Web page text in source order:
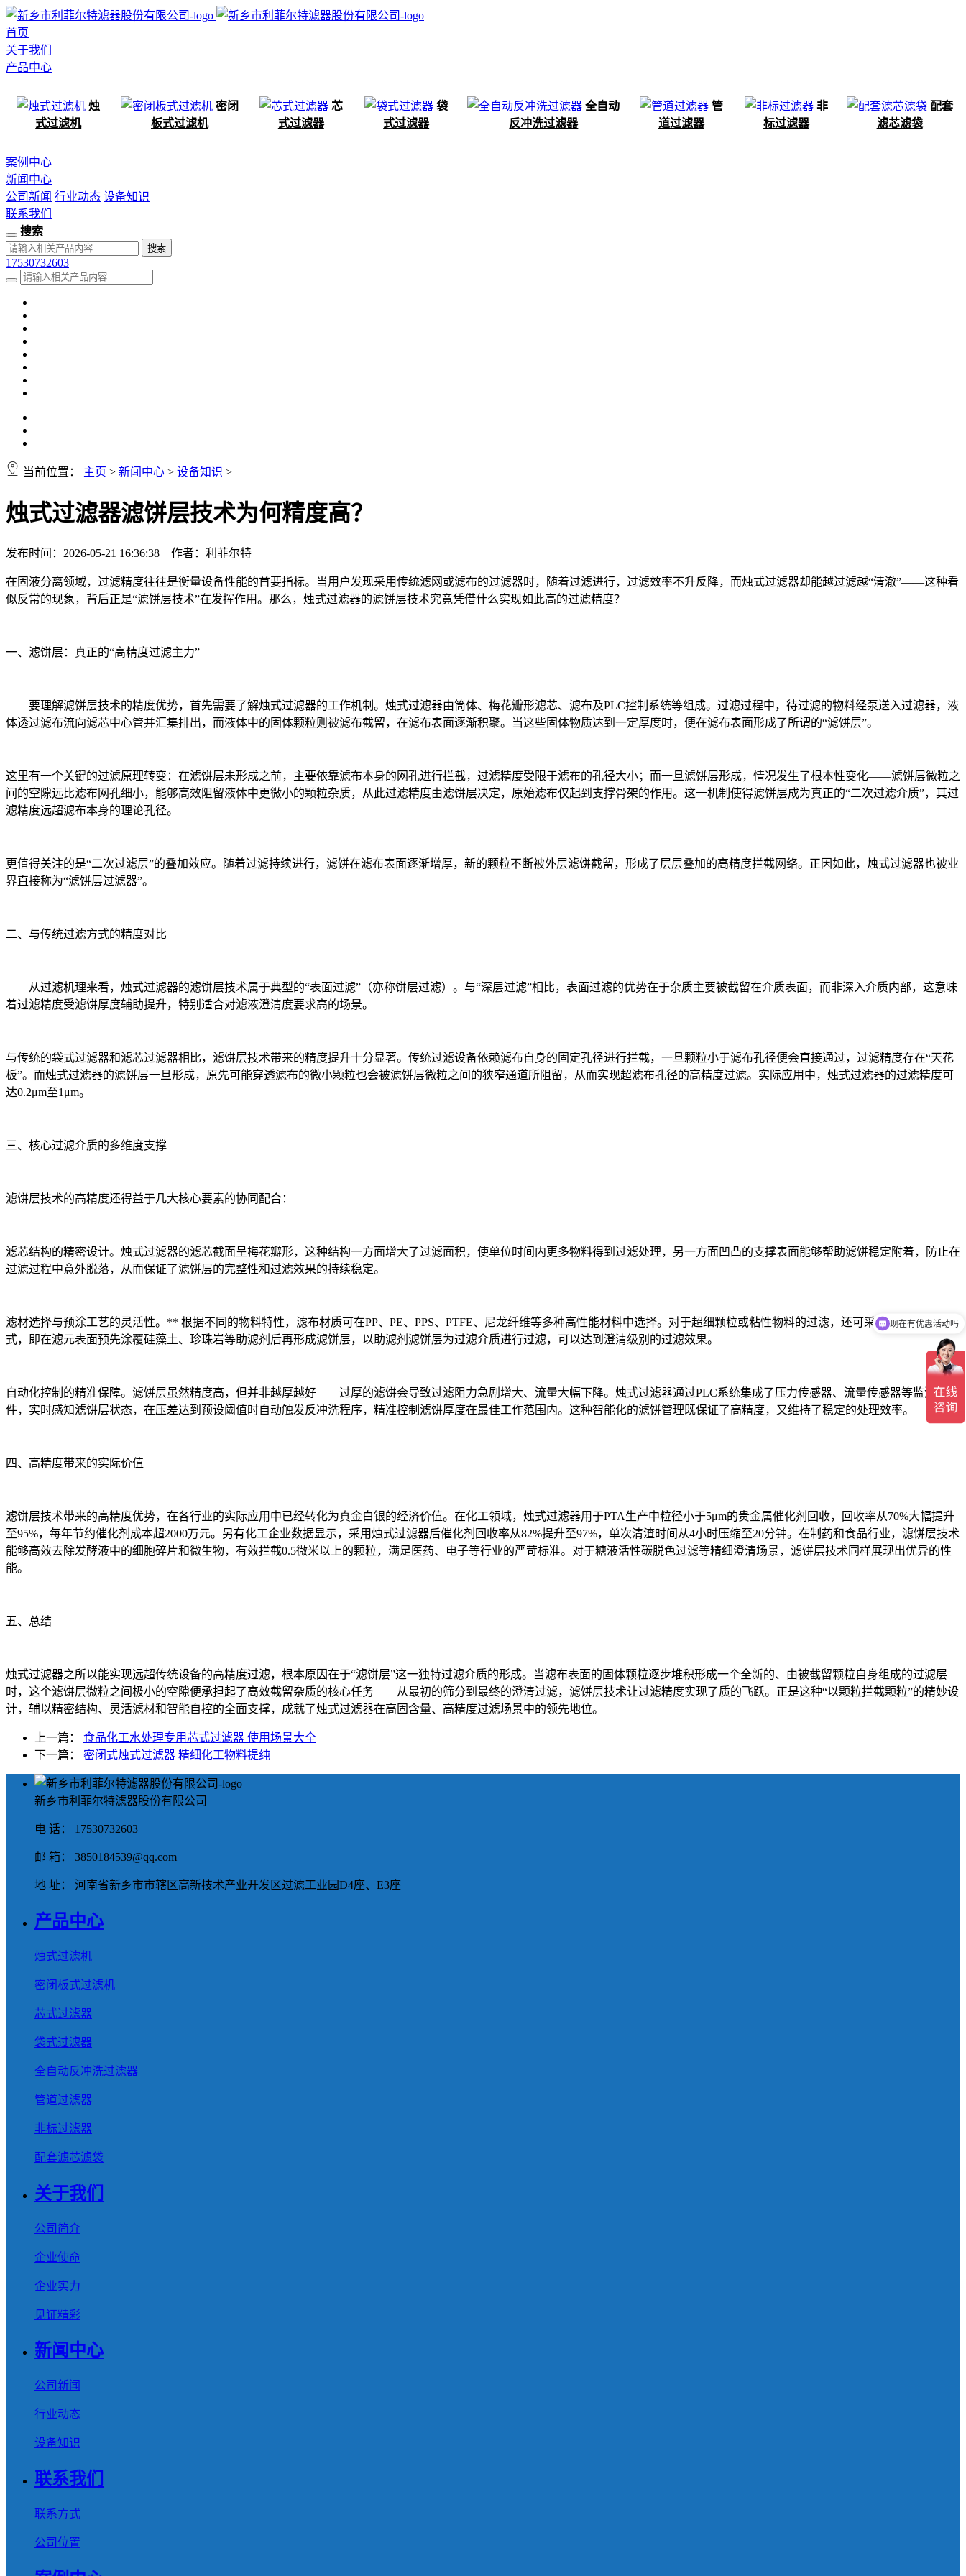
首页
关于我们
产品中心
烛
式过滤机
密闭
板式过滤机
芯
式过滤器
袋
式过滤器
全自动
反冲洗过滤器
管
道过滤器
非
标过滤器
配套
滤芯滤袋
案例中心
新闻中心
公司新闻 行业动态 设备知识
联系我们
搜索
17530732603
当前位置： 主页 > 新闻中心 > 设备知识 >
烛式过滤器滤饼层技术为何精度高？
发布时间：2026-05-21 16:36:38 作者：利菲尔特
在固液分离领域，过滤精度往往是衡量设备性能的首要指标。当用户发现采用传统滤网或滤布的过滤器时，随着过滤进行，过滤效率不升反降，而烛式过滤器却能越过滤越“清澈”——这种看
似反常的现象，背后正是“滤饼层技术”在发挥作用。那么，烛式过滤器的滤饼层技术究竟凭借什么实现如此高的过滤精度？
一、滤饼层：真正的“高精度过滤主力”
要理解滤饼层技术的精度优势，首先需要了解烛式过滤器的工作机制。烛式过滤器由筒体、梅花瓣形滤芯、滤布及PLC控制系统等组成。过滤过程中，待过滤的物料经泵送入过滤器，液
体透过滤布流向滤芯中心管并汇集排出，而液体中的固体颗粒则被滤布截留，在滤布表面逐渐积聚。当这些固体物质达到一定厚度时，便在滤布表面形成了所谓的“滤饼层”。
这里有一个关键的过滤原理转变：在滤饼层未形成之前，主要依靠滤布本身的网孔进行拦截，过滤精度受限于滤布的孔径大小；而一旦滤饼层形成，情况发生了根本性变化——滤饼层微粒之
间的空隙远比滤布网孔细小，能够高效阻留液体中更微小的颗粒杂质，从此过滤精度由滤饼层决定，原始滤布仅起到支撑骨架的作用。这一机制使得滤饼层成为真正的“二次过滤介质”，其过
滤精度远超滤布本身的理论孔径。
更值得关注的是“二次过滤层”的叠加效应。随着过滤持续进行，滤饼在滤布表面逐渐增厚，新的颗粒不断被外层滤饼截留，形成了层层叠加的高精度拦截网络。正因如此，烛式过滤器也被业
界直接称为“滤饼层过滤器”。
二、与传统过滤方式的精度对比
从过滤机理来看，烛式过滤器的滤饼层技术属于典型的“表面过滤”（亦称饼层过滤）。与“深层过滤”相比，表面过滤的优势在于杂质主要被截留在介质表面，而非深入介质内部，这意味
着过滤精度受滤饼厚度辅助提升，特别适合对滤液澄清度要求高的场景。
与传统的袋式过滤器和滤芯过滤器相比，滤饼层技术带来的精度提升十分显著。传统过滤设备依赖滤布自身的固定孔径进行拦截，一旦颗粒小于滤布孔径便会直接通过，过滤精度存在“天花
板”。而烛式过滤器的滤饼层一旦形成，原先可能穿透滤布的微小颗粒也会被滤饼层微粒之间的狭窄通道所阻留，从而实现超滤布孔径的高精度过滤。实际应用中，烛式过滤器的过滤精度可
达0.2μm至1μm。
三、核心过滤介质的多维度支撑
滤饼层技术的高精度还得益于几大核心要素的协同配合：
滤芯结构的精密设计。烛式过滤器的滤芯截面呈梅花瓣形，这种结构一方面增大了过滤面积，使单位时间内更多物料得到过滤处理，另一方面凹凸的支撑表面能够帮助滤饼稳定附着，防止在
过滤过程中意外脱落，从而保证了滤饼层的完整性和过滤效果的持续稳定。
滤材选择与预涂工艺的灵活性。** 根据不同的物料特性，滤布材质可在PP、PE、PPS、PTFE、尼龙纤维等多种高性能材料中选择。对于超细颗粒或粘性物料的过滤，还可采用预涂过滤模
式，即在滤元表面预先涂覆硅藻土、珍珠岩等助滤剂后再形成滤饼层，以助滤剂滤饼层为过滤介质进行过滤，可以达到澄清级别的过滤效果。
自动化控制的精准保障。滤饼层虽然精度高，但并非越厚越好——过厚的滤饼会导致过滤阻力急剧增大、流量大幅下降。烛式过滤器通过PLC系统集成了压力传感器、流量传感器等监测元
件，实时感知滤饼层状态，在压差达到预设阈值时自动触发反冲洗程序，精准控制滤饼厚度在最佳工作范围内。这种智能化的滤饼管理既保证了高精度，又维持了稳定的处理效率。
四、高精度带来的实际价值
滤饼层技术带来的高精度优势，在各行业的实际应用中已经转化为真金白银的经济价值。在化工领域，烛式过滤器用于PTA生产中粒径小于5μm的贵金属催化剂回收，回收率从70%大幅提升
至95%，每年节约催化剂成本超2000万元。另有化工企业数据显示，采用烛式过滤器后催化剂回收率从82%提升至97%，单次清渣时间从4小时压缩至20分钟。在制药和食品行业，滤饼层技术
能够高效去除发酵液中的细胞碎片和微生物，有效拦截0.5微米以上的颗粒，满足医药、电子等行业的严苛标准。对于糖液活性碳脱色过滤等精细澄清场景，滤饼层技术同样展现出优异的性
能。
五、总结
烛式过滤器之所以能实现远超传统设备的高精度过滤，根本原因在于“滤饼层”这一独特过滤介质的形成。当滤布表面的固体颗粒逐步堆积形成一个全新的、由被截留颗粒自身组成的过滤层
时，这个滤饼层微粒之间极小的空隙便承担起了高效截留杂质的核心任务——从最初的筛分到最终的澄清过滤，滤饼层技术让过滤精度实现了质的飞跃。正是这种“以颗粒拦截颗粒”的精妙设
计，辅以精密结构、灵活滤材和智能自控的全面支撑，成就了烛式过滤器在高固含量、高精度过滤场景中的领先地位。
上一篇： 食品化工水处理专用芯式过滤器 使用场景大全
下一篇： 密闭式烛式过滤器 精细化工物料提纯
新乡市利菲尔特滤器股份有限公司
电 话： 17530732603
邮 箱： 3850184539@qq.com
地 址： 河南省新乡市市辖区高新技术产业开发区过滤工业园D4座、E3座
产品中心
烛式过滤机
密闭板式过滤机
芯式过滤器
袋式过滤器
全自动反冲洗过滤器
管道过滤器
非标过滤器
配套滤芯滤袋
关于我们
公司简介
企业使命
企业实力
见证精彩
新闻中心
公司新闻
行业动态
设备知识
联系我们
联系方式
公司位置
现在有优惠活动吗